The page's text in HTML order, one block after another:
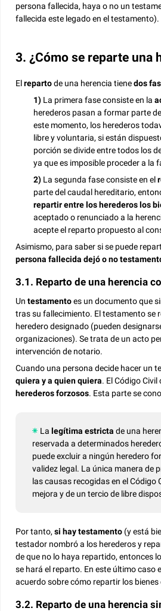
persona fallecida, haya o no un
fallecida este legado en el testamento).
3. ¿Cómo se reparte una
Elrepartode una herencia tienedos
1) La primera fase consiste en la
herederos pasan a formar parte
este momento, los herederos
libre y voluntaria, si están
porción se divide entre todos los
ya que es imposible proceder a la
2) La segunda fase consiste en el
parte del caudal hereditario,
repartir entre los herederos los
aceptado o renunciado a la
acepte el reparto propuesto al
Asimismo, para saber si se puede
persona fallecida dejó o no
3.1. Reparto de una herencia
Untestamentoes un documento que
tras su fallecimiento. El testamento se
heredero designado (pueden
organizaciones). Se trata de un acto
intervención de notario.
Cuando una persona decide hacer un
quiera y a quien quiera. El Código
herederos forzosos. Esta parte se
La legítima estricta de una
reservada a determinados
puede excluir a ningún heredero
validez legal. La única manera de
las causas recogidas en el Código
mejora y de un tercio de libre
Por tanto,si hay testamento (y está
testador nombró a los herederos y
de que no lo haya repartido, entonces
se hará el reparto. En este último caso
acuerdo sobre cómo repartir los bienes
3.2. Reparto de una herencia